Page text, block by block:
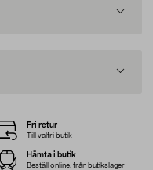
Fri retur
Till valfri butik
Hämta i butik
Beställ online, från butikslager